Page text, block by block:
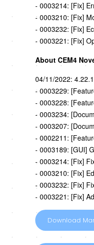
- 0003214: [Fix]
- 0003210: [Fix]
- 0003232: [Fix]
- 0003221: [Fix]
About CEM4
04/11/2022:
- 0003229:
- 0003228:
- 0003234:
- 0003207:
- 0002211:
- 0003189: [GUI]
- 0003214: [Fix]
- 0003210: [Fix]
- 0003232: [Fix]
- 0003221: [Fix]
Download